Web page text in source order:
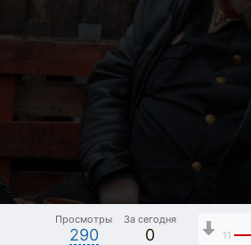
Просмотры
290
За сегодня
0 11